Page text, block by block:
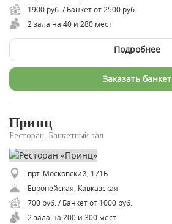
1900 руб. / Банкет от 2500 руб.
2 зала на 40 и 280 мест
Подробнее
Заказать банкет
Принц
Ресторан, Банкетный зал
прт. Московский, 171Б
Европейская, Кавказская
700 руб. / Банкет от 1000 руб.
2 зала на 200 и 300 мест